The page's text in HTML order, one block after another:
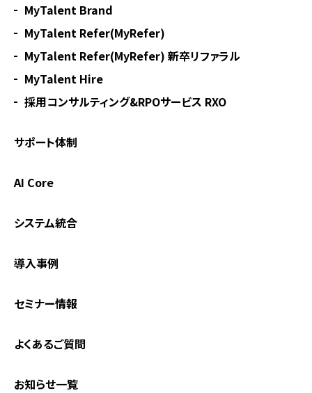
MyTalent Brand
MyTalent Refer(MyRefer)
MyTalent Refer(MyRefer) 新卒リファラル
MyTalent Hire
採用コンサルティング&RPOサービス RXO
サポート体制
AI Core
システム統合
導入事例
セミナー情報
よくあるご質問
お知らせ一覧